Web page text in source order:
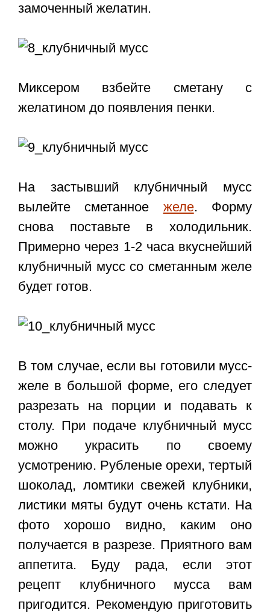
замоченный желатин.
Миксером взбейте сметану с
желатином до появления пенки.
На застывший клубничный мусс
вылейте сметанное желе. Форму
снова поставьте в холодильник.
Примерно через 1-2 часа вкуснейший
клубничный мусс со сметанным желе
будет готов.
В том случае, если вы готовили мусс-
желе в большой форме, его следует
разрезать на порции и подавать к
столу. При подаче клубничный мусс
можно украсить по своему
усмотрению. Рубленые орехи, тертый
шоколад, ломтики свежей клубники,
листики мяты будут очень кстати. На
фото хорошо видно, каким оно
получается в разрезе. Приятного вам
аппетита. Буду рада, если этот
рецепт клубничного мусса вам
пригодится. Рекомендую приготовить